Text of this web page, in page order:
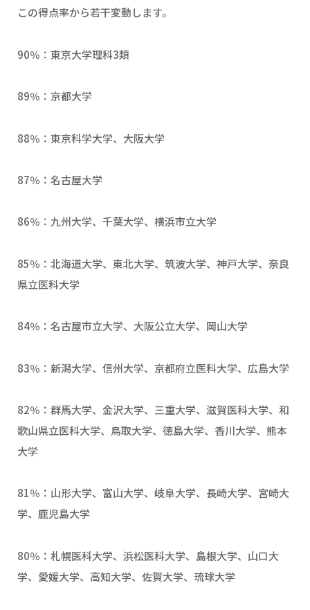
この得点率から若干変動します。
90％：東京大学理科3類
89％：京都大学
88％：東京科学大学、大阪大学
87％：名古屋大学
86％：九州大学、千葉大学、横浜市立大学
85％：北海道大学、東北大学、筑波大学、神戸大学、奈良
県立医科大学
84％：名古屋市立大学、大阪公立大学、岡山大学
83％：新潟大学、信州大学、京都府立医科大学、広島大学
82％：群馬大学、金沢大学、三重大学、滋賀医科大学、和
歌山県立医科大学、鳥取大学、徳島大学、香川大学、熊本
大学
81％：山形大学、富山大学、岐阜大学、長崎大学、宮崎大
学、鹿児島大学
80％：札幌医科大学、浜松医科大学、島根大学、山口大
学、愛媛大学、高知大学、佐賀大学、琉球大学